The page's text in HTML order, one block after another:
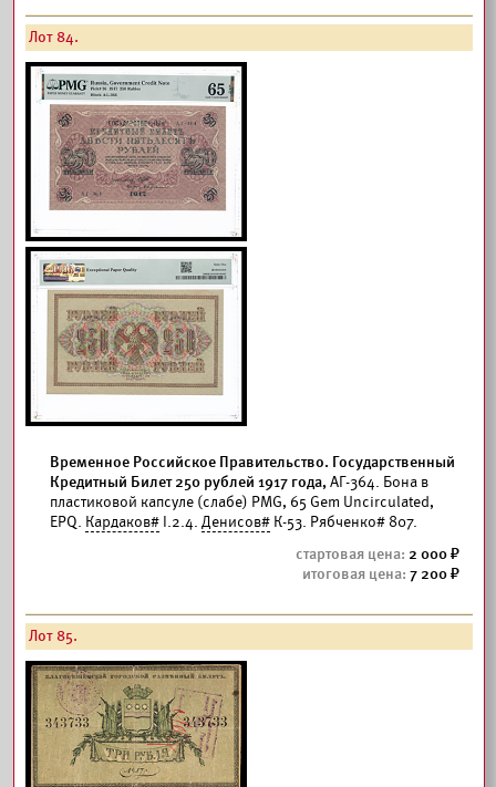
Лот 84.
Временное Российское Правительство. Государственный
Кредитный Билет 250 рублей 1917 года,АГ-364. Бона в
пластиковой капсуле (слабе) PMG, 65 Gem Uncirculated,
EPQ. Кардаков# I.2.4. Денисов# К-53. Рябченко# 807.
2 000
7 200
Лот 85.